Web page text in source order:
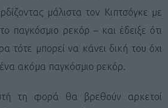
μάλιστα τον Κιπτσόγκε με
παγκόσμιο ρεκόρ – και έδειξε ότι
τότε μπορεί να κάνει δική του όχι
ακόμα παγκόσμιο ρεκόρ.
τη φορά θα βρεθούν αρκετοί